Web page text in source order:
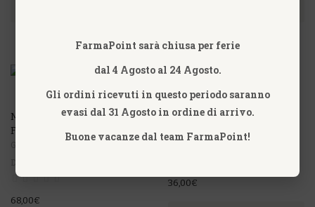
MUCOSA COMPOSITUM 10
FIALE HEEL
68,00€
MUCOZINUM 200 PLUS
CAPSULE VANDA
36,00€
FarmaPoint sarà chiusa per ferie
dal 4 Agosto al 24 Agosto.
Gli ordini ricevuti in questo periodo saranno
evasi dal 31 Agosto in ordine di arrivo.
Buone vacanze dal team FarmaPoint!